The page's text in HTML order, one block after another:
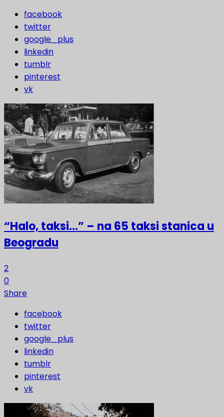
facebook
twitter
google_plus
linkedin
tumblr
pinterest
vk
“Halo, taksi…” – na 65 taksi stanica u
Beogradu
2
0
Share
facebook
twitter
google_plus
linkedin
tumblr
pinterest
vk